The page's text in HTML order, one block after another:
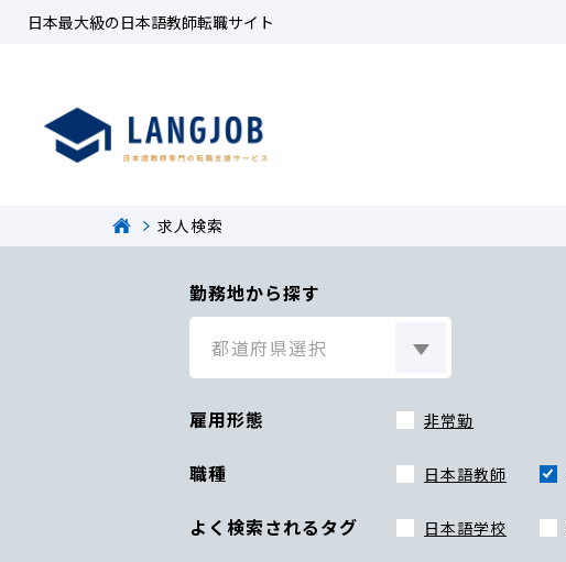
日本最大級の日本語教師転職サイト
求人検索
勤務地から探す
雇用形態 非常勤
職種 日本語教師
よく検索されるタグ 日本語学校